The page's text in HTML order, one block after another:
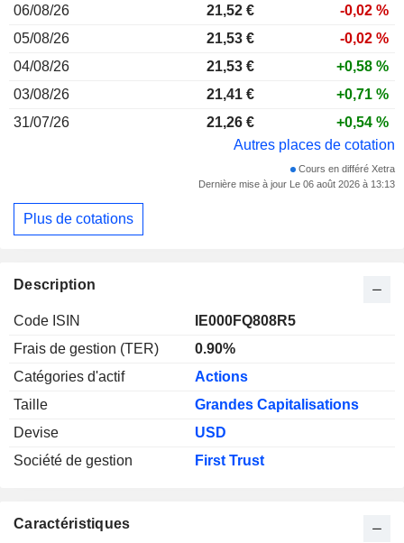
06/08/26
21,52 €
-0,02 %
05/08/26
21,53 €
-0,02 %
04/08/26
21,53 €
+0,58 %
03/08/26
21,41 €
+0,71 %
31/07/26
21,26 €
+0,54 %
Autres places de cotation
Cours en différé Xetra
Dernière mise à jour Le 06 août 2026 à 13:13
Plus de cotations
Description
Code ISIN
IE000FQ808R5
Frais de gestion (TER)
0.90%
Catégories d'actif
Actions
Taille
Grandes Capitalisations
Devise
USD
Société de gestion
First Trust
Caractéristiques